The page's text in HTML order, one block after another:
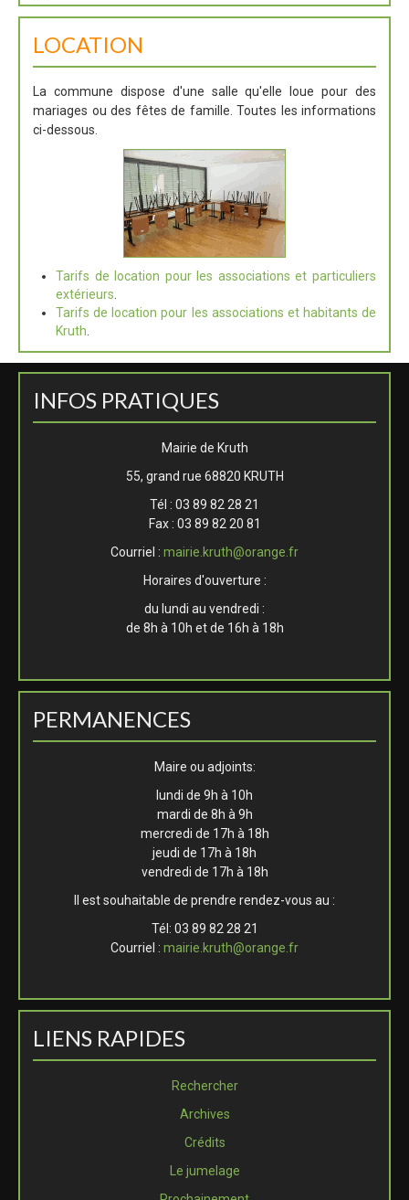
LOCATION
La commune dispose d'une salle qu'elle loue pour des
mariages ou des fêtes de famille. Toutes les informations
ci-dessous.
Tarifs de location pour les associations et particuliers
extérieurs
Tarifs de location pour les associations et habitants de
Kruth
INFOS PRATIQUES
Mairie de Kruth
55, grand rue 68820 KRUTH
Tél : 03 89 82 28 21
Fax : 03 89 82 20 81
Courriel : mairie.kruth@orange.fr
Horaires d'ouverture :
du lundi au vendredi :
de 8h à 10h et de 16h à 18h
PERMANENCES
Maire ou adjoints:
lundi de 9h à 10h
mardi de 8h à 9h
mercredi de 17h à 18h
jeudi de 17h à 18h
vendredi de 17h à 18h
Il est souhaitable de prendre rendez-vous au :
Tél: 03 89 82 28 21
Courriel : mairie.kruth@orange.fr
LIENS RAPIDES
Rechercher
Archives
Crédits
Le jumelage